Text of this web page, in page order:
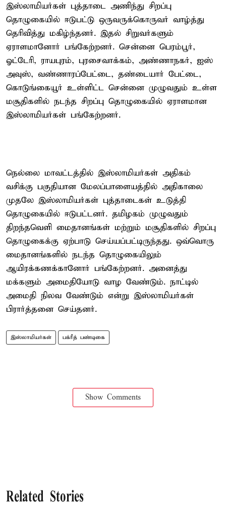
இஸ்லாமியர்கள் புத்தாடை அணிந்து சிறப்பு
தொழுகையில் ஈடுபட்டு ஒருவருக்கொருவர் வாழ்த்து
தெரிவித்து மகிழ்ந்தனர். இதல் சிறுவர்களும்
ஏராளமானோர் பங்கேற்றனர். சென்னை பெரம்பூர்,
ஓட்டேரி, ராயபுரம், புரசைவாக்கம், அண்ணாநகர், ஐஸ்
அவுஸ், வண்ணாரப்பேட்டை, தண்டையார் பேட்டை,
கொடுங்கையூர் உள்ளிட்ட சென்னை முழுவதும் உள்ள
மசூதிகளில் நடந்த சிறப்பு தொழுகையில் ஏராளமான
இஸ்லாமியர்கள் பங்கேற்றனர்.
நெல்லை மாவட்டத்தில் இஸ்லாமியர்கள் அதிகம்
வசிக்கு பகுதியான மேலப்பாளையத்தில் அதிகாலை
முதலே இஸ்லாமியர்கள் புத்தாடைகள் உடுத்தி
தொழுகையில் ஈடுபட்டனர். தமிழகம் முழுவதும்
திறந்தவெளி மைதானங்கள் மற்றும் மசூதிகளில் சிறப்பு
தொழுகைக்கு ஏற்பாடு செய்யப்பட்டிருந்தது. ஒவ்வொரு
மைதானங்களில் நடந்த தொழுகையிலும்
ஆயிரக்கணக்கானோர் பங்கேற்றனர். அனைத்து
மக்களும் அமைதியோடு வாழ வேண்டும். நாட்டில்
அமைதி நிலவ வேண்டும் என்று இஸ்லாமியர்கள்
பிரார்த்தனை செய்தனர்.
இஸ்லாமியர்கள் பக்ரீத் பண்டிகை
Show Comments
Related Stories